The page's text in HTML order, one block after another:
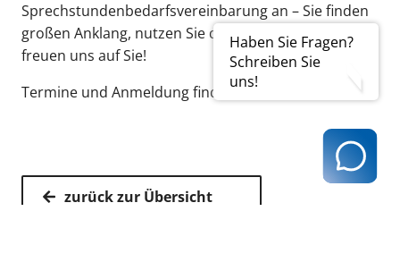
Haben Sie Fragen?
Schreiben Sie
uns!
Sprechstundenbedarfsvereinbarung an – Sie finden
großen Anklang, nutzen Sie die Gelegenheit, wir
freuen uns auf Sie!
Termine und Anmeldung finden Sie
zurück zur Übersicht